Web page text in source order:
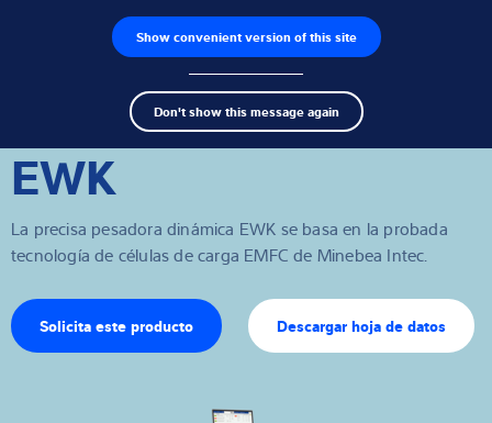
Show convenient version of this site
Don't show this message again
Buscador de productos Empleos
Search
term
Terminales de pesaje
Soluciones de inspección
Software
EWK
La precisa pesadora dinámica EWK se basa en la probada
tecnología de células de carga EMFC de Minebea Intec.
Solicita este producto Descargar hoja de datos